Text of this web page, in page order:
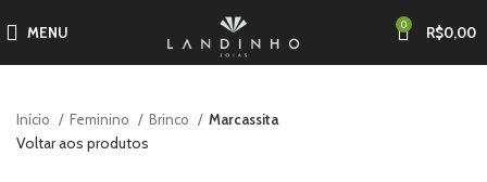
MENU 0 R$0,00
Início Feminino Brinco Marcassita
Voltar aos produtos